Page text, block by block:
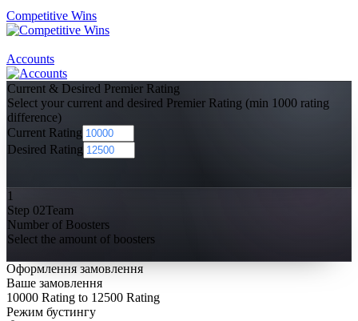
Competitive Wins
Accounts
Current & Desired Premier Rating
Select your current and desired Premier Rating (min 1000 rating
difference)
Current Rating
Desired Rating
1
Step 02Team
Number of Boosters
Select the amount of boosters
Оформлення замовлення
Ваше замовлення
10000 Rating to 12500 Rating
Режим бустингу